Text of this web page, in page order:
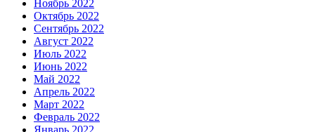
Ноябрь 2022
Октябрь 2022
Сентябрь 2022
Август 2022
Июль 2022
Июнь 2022
Май 2022
Апрель 2022
Март 2022
Февраль 2022